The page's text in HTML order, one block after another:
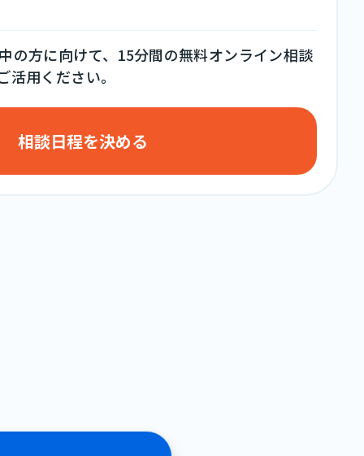
の方に向けて、15分間の無料オンライン相談
活用ください。
相談日程を決める